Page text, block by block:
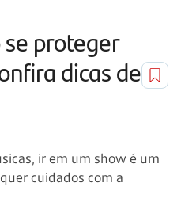
proteger
dicas de
ir em um show é um
cuidados com a